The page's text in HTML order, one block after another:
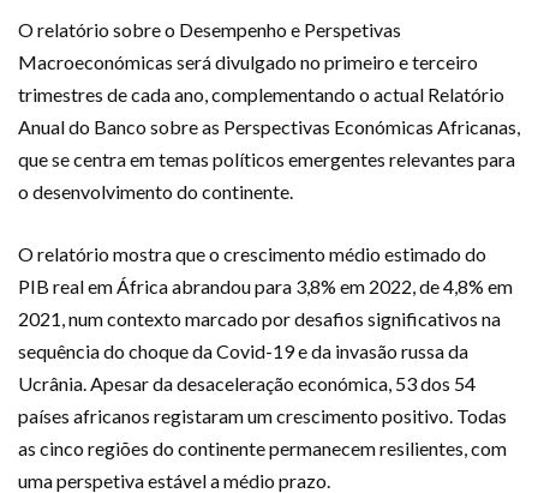
O relatório sobre o Desempenho e Perspetivas
Macroeconómicas será divulgado no primeiro e terceiro
trimestres de cada ano, complementando o actual Relatório
Anual do Banco sobre as Perspectivas Económicas Africanas,
que se centra em temas políticos emergentes relevantes para
o desenvolvimento do continente.
O relatório mostra que o crescimento médio estimado do
PIB real em África abrandou para 3,8% em 2022, de 4,8% em
2021, num contexto marcado por desafios significativos na
sequência do choque da Covid-19 e da invasão russa da
Ucrânia. Apesar da desaceleração económica, 53 dos 54
países africanos registaram um crescimento positivo. Todas
as cinco regiões do continente permanecem resilientes, com
uma perspetiva estável a médio prazo.